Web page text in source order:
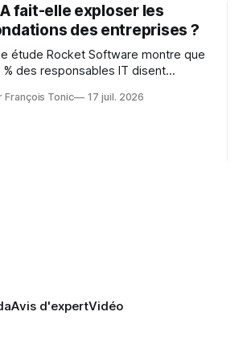
fait-elle exploser les
des entreprises ?
étude Rocket Software montre que
% des responsables IT disent
telles que l'IA. Mais l'IA est
François Tonic 17 juil. 2026
Avis d'expertVidéo